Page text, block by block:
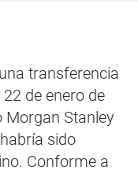
transferencia
de enero de
Morgan Stanley
sido
Conforme a